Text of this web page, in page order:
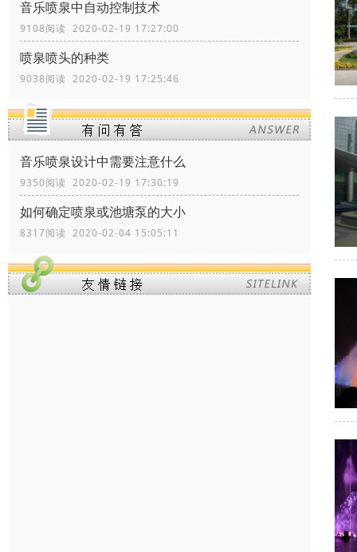
音乐喷泉中自动控制技术
9108阅读 2020-02-19 17:27:00
喷泉喷头的种类
9038阅读 2020-02-19 17:25:46
音乐喷泉设计中需要注意什么
9350阅读 2020-02-19 17:30:19
如何确定喷泉或池塘泵的大小
8317阅读 2020-02-04 15:05:11